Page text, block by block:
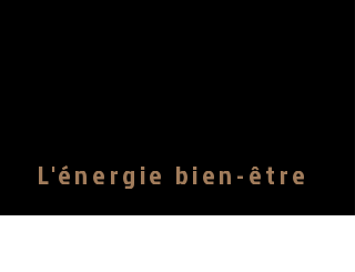
L'énergie bien-être